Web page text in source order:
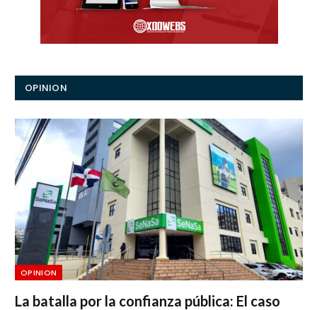
OPINION
OPINION
La batalla por la confianza pública: El caso